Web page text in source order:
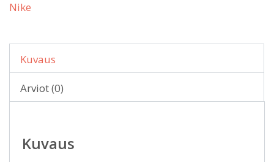
Nike
Kuvaus
Arviot (0)
Kuvaus